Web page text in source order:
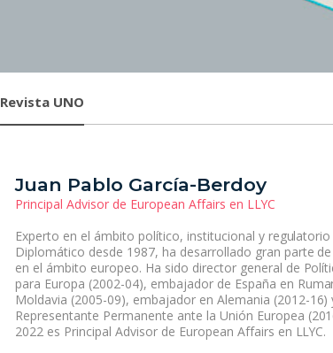
Revista UNO
Juan Pablo García-Berdoy
Principal Advisor de European Affairs en LLYC
Experto en el ámbito político, institucional y
Diplomático desde 1987, ha desarrollado gran parte
en el ámbito europeo. Ha sido director general de
para Europa (2002-04), embajador de España en
Moldavia (2005-09), embajador en Alemania (2012-
Representante Permanente ante la Unión Europea
2022 es Principal Advisor de European Affairs en LLYC.